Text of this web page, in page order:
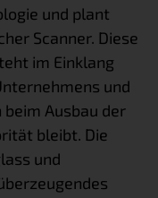
und plant
Scanner. Diese
im Einklang
und
Ausbau der
bleibt. Die
und